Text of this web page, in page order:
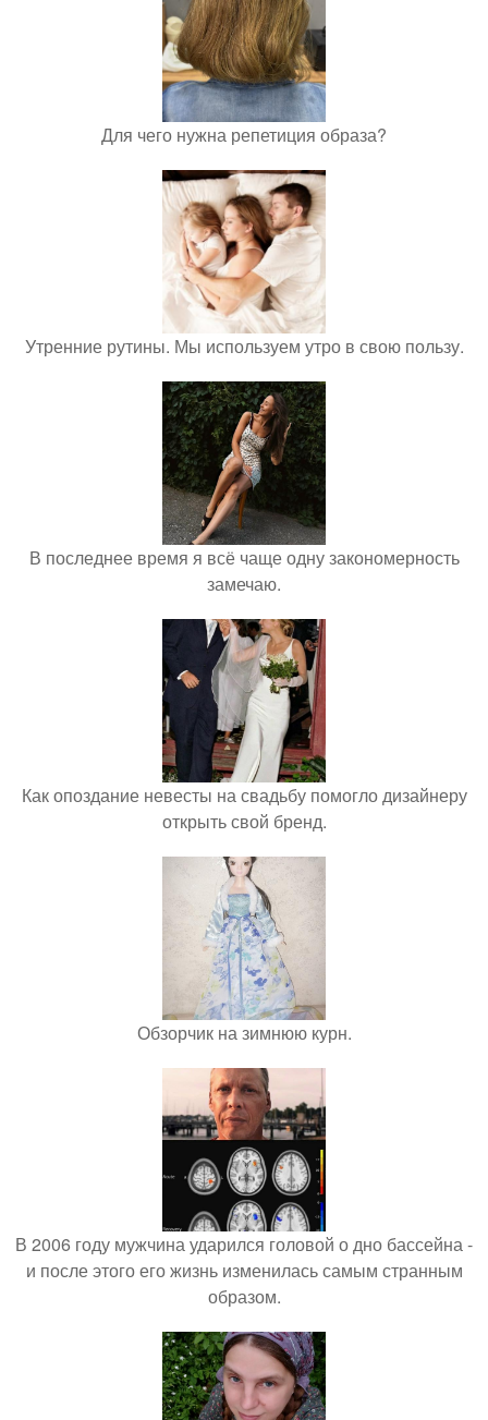
Для чего нужна репетиция образа?
Утренние рутины. Мы используем утро в свою пользу.
В последнее время я всё чаще одну закономерность
замечаю.
Как опоздание невесты на свадьбу помогло дизайнеру
открыть свой бренд.
Обзорчик на зимнюю курн.
В 2006 году мужчина ударился головой о дно бассейна -
и после этого его жизнь изменилась самым странным
образом.